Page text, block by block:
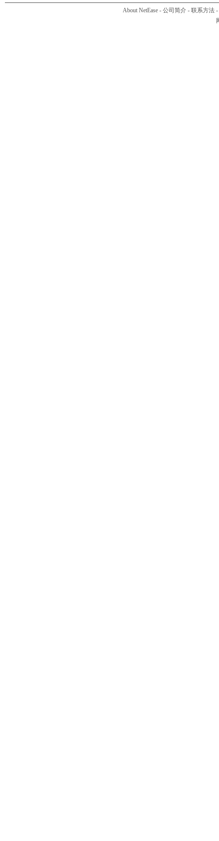
About NetEase - 公司简介 - 联系方法 -